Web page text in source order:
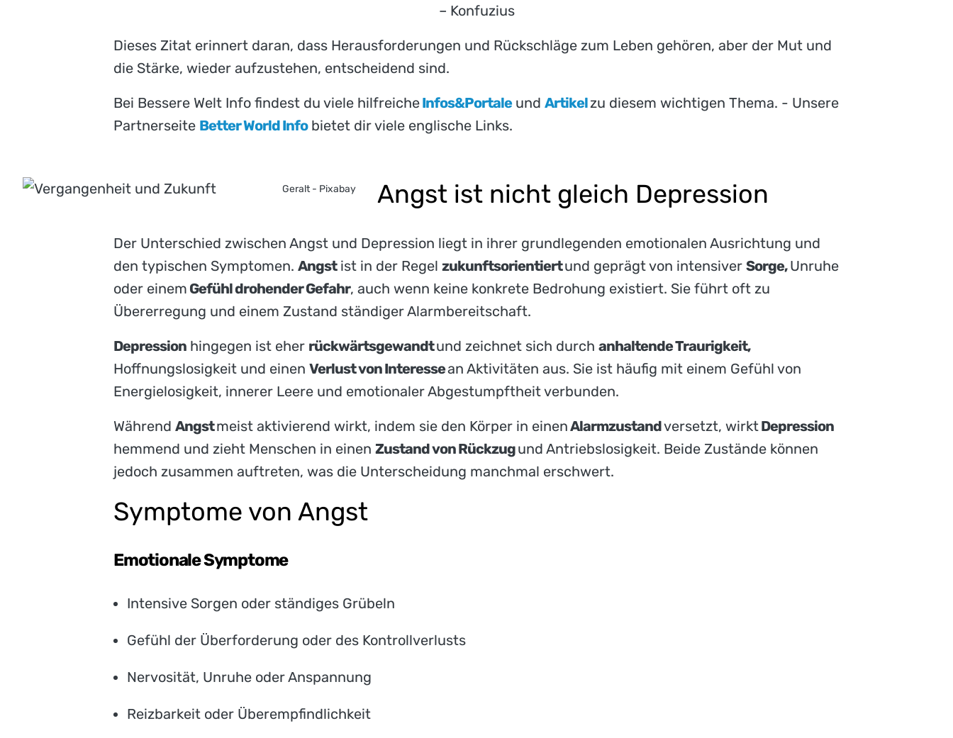
– Konfuzius
Dieses Zitat erinnert daran, dass Herausforderungen und Rückschläge zum Leben gehören, aber der Mut und
die Stärke, wieder aufzustehen, entscheidend sind.
Bei Bessere Welt Info findest du viele hilfreicheInfos&Portaleund Artikelzu diesem wichtigen Thema. - Unsere
Partnerseite Better World Infobietet dir viele englische Links.
Geralt - Pixabay Angst ist nicht gleich Depression
Der Unterschied zwischen Angst und Depression liegt in ihrer grundlegenden emotionalen Ausrichtung und
den typischen Symptomen. Angstist in der Regel zukunftsorientiertund geprägt von intensiver Sorge,Unruhe
oder einem Gefühl drohender Gefahr, auch wenn keine konkrete Bedrohung existiert. Sie führt oft zu
Übererregung und einem Zustand ständiger Alarmbereitschaft.
Depression hingegen ist eher rückwärtsgewandtund zeichnet sich durch anhaltende Traurigkeit,
Hoffnungslosigkeit und einen Verlust von Interessean Aktivitäten aus. Sie ist häufig mit einem Gefühl von
Energielosigkeit, innerer Leere und emotionaler Abgestumpftheit verbunden.
Während Angstmeist aktivierend wirkt, indem sie den Körper in einenAlarmzustandversetzt, wirktDepression
hemmend und zieht Menschen in einen Zustand von Rückzugund Antriebslosigkeit. Beide Zustände können
jedoch zusammen auftreten, was die Unterscheidung manchmal erschwert.
Symptome von Angst
Emotionale Symptome
Intensive Sorgen oder ständiges Grübeln
Gefühl der Überforderung oder des Kontrollverlusts
Nervosität, Unruhe oder Anspannung
Reizbarkeit oder Überempfindlichkeit